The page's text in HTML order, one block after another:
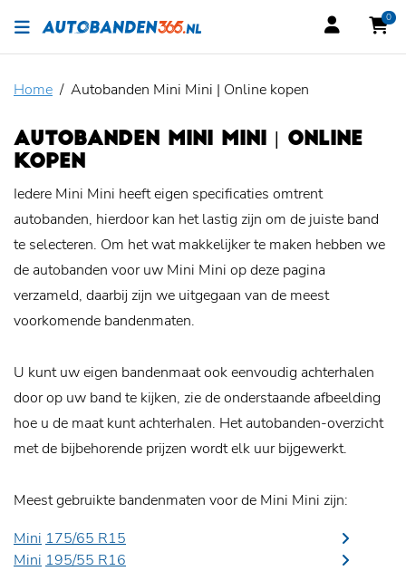
0
Home Autobanden Mini Mini | Online kopen
AUTOBANDEN MINI MINI | ONLINE
KOPEN
Iedere Mini Mini heeft eigen specificaties omtrent
autobanden, hierdoor kan het lastig zijn om de juiste band
te selecteren. Om het wat makkelijker te maken hebben we
de autobanden voor uw Mini Mini op deze pagina
verzameld, daarbij zijn we uitgegaan van de meest
voorkomende bandenmaten.
U kunt uw eigen bandenmaat ook eenvoudig achterhalen
door op uw band te kijken, zie de onderstaande afbeelding
hoe u de maat kunt achterhalen. Het autobanden-overzicht
met de bijbehorende prijzen wordt elk uur bijgewerkt.
Meest gebruikte bandenmaten voor de Mini Mini zijn:
Mini 175/65 R15
Mini 195/55 R16